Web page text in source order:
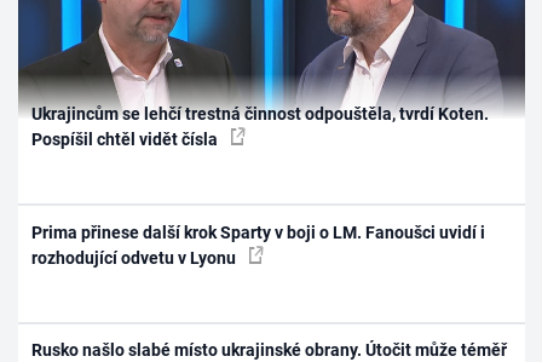
Ukrajincům se lehčí trestná činnost odpouštěla, tvrdí Koten.
Pospíšil chtěl vidět čísla
Prima přinese další krok Sparty v boji o LM. Fanoušci uvidí i
rozhodující odvetu v Lyonu
Rusko našlo slabé místo ukrajinské obrany. Útočit může téměř